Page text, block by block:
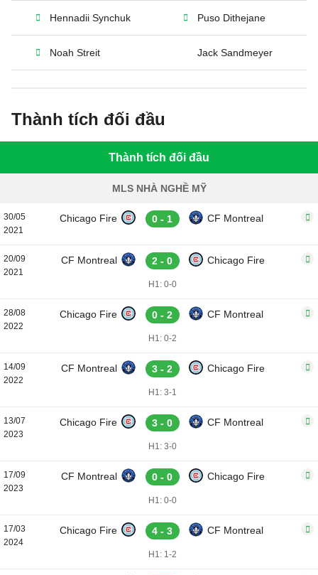
Hennadii Synchuk Puso Dithejane
Noah Streit Jack Sandmeyer
Thành tích đối đầu
Thành tích đối đầu
MLS NHÀ NGHỀ MỸ
30/05
2021
Chicago Fire 0 - 1 CF Montreal
20/09
2021
CF Montreal 2 - 0 Chicago Fire
H1: 0-0
28/08
2022
Chicago Fire 0 - 2 CF Montreal
H1: 0-2
14/09
2022
CF Montreal 3 - 2 Chicago Fire
H1: 3-1
13/07
2023
Chicago Fire 3 - 0 CF Montreal
H1: 3-0
17/09
2023
CF Montreal 0 - 0 Chicago Fire
H1: 0-0
17/03
2024
Chicago Fire 4 - 3 CF Montreal
H1: 1-2